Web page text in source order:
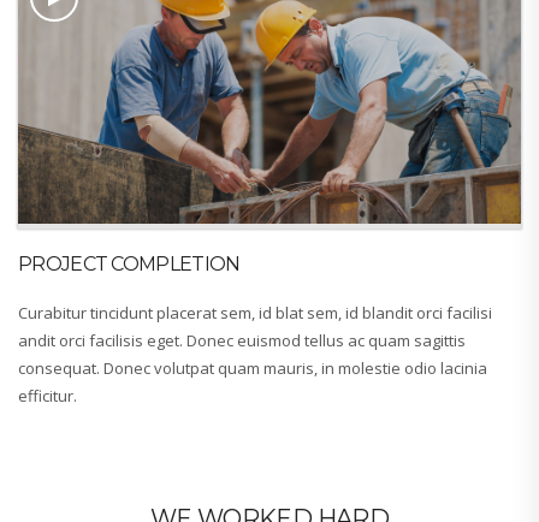
PROJECT COMPLETION
Curabitur tincidunt placerat sem, id blat sem, id blandit orci facilisi
andit orci facilisis eget. Donec euismod tellus ac quam sagittis
consequat. Donec volutpat quam mauris, in molestie odio lacinia
efficitur.